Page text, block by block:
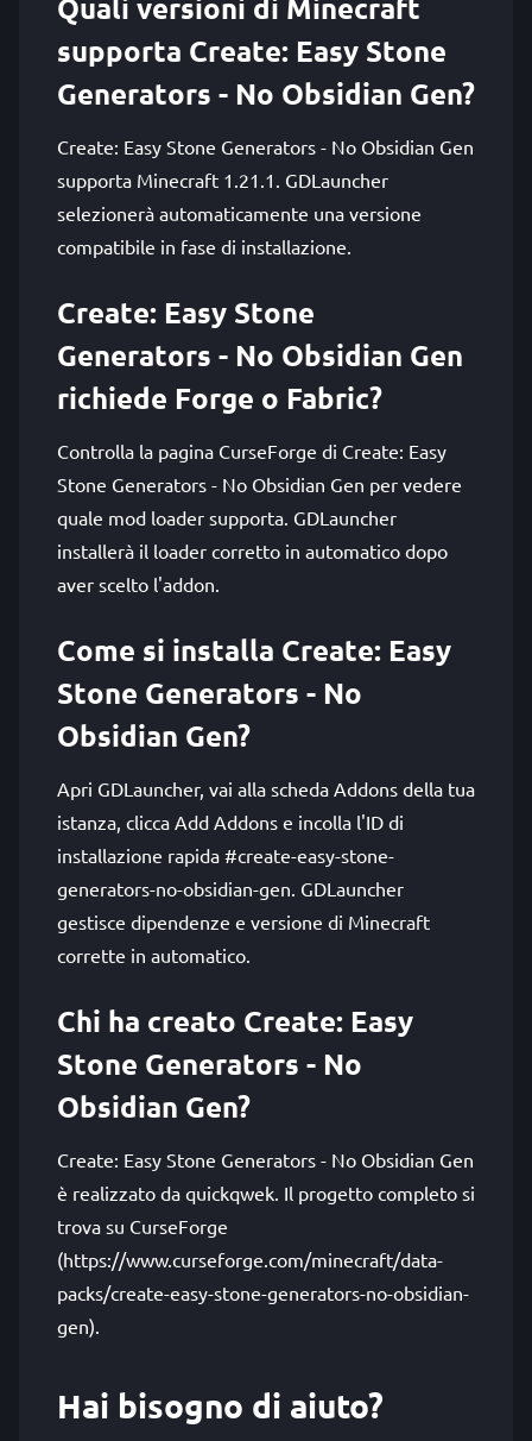
Quali versioni di Minecraft
supporta Create: Easy Stone
Generators - No Obsidian Gen?
Create: Easy Stone Generators - No Obsidian Gen
supporta Minecraft 1.21.1. GDLauncher
selezionerà automaticamente una versione
compatibile in fase di installazione.
Create: Easy Stone
Generators - No Obsidian Gen
richiede Forge o Fabric?
Controlla la pagina CurseForge di Create: Easy
Stone Generators - No Obsidian Gen per vedere
quale mod loader supporta. GDLauncher
installerà il loader corretto in automatico dopo
aver scelto l'addon.
Come si installa Create: Easy
Stone Generators - No
Obsidian Gen?
Apri GDLauncher, vai alla scheda Addons della tua
istanza, clicca Add Addons e incolla l'ID di
installazione rapida #create-easy-stone-
generators-no-obsidian-gen. GDLauncher
gestisce dipendenze e versione di Minecraft
corrette in automatico.
Chi ha creato Create: Easy
Stone Generators - No
Obsidian Gen?
Create: Easy Stone Generators - No Obsidian Gen
è realizzato da quickqwek. Il progetto completo si
trova su CurseForge
(https://www.curseforge.com/minecraft/data-
packs/create-easy-stone-generators-no-obsidian-
gen).
Hai bisogno di aiuto?